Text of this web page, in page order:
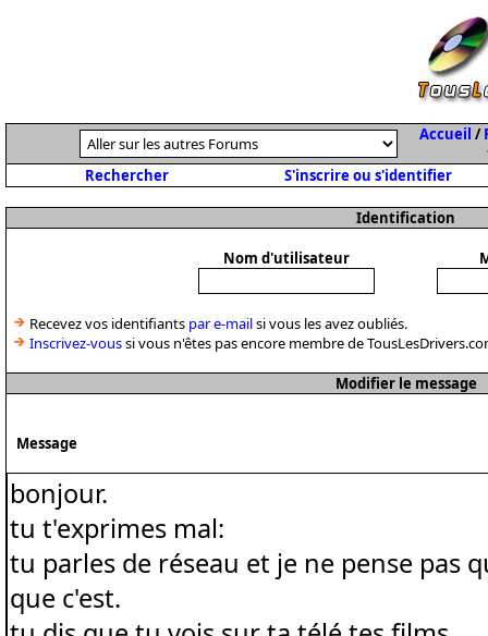
Accueil /
Rechercher
S'inscrire ou s'identifier
Identification
Nom d'utilisateur
Recevez vos identifiants par e-mailsi vous les avez oubliés.
Inscrivez-voussi vous n'êtes pas encore membre de
Modifier le message
Message